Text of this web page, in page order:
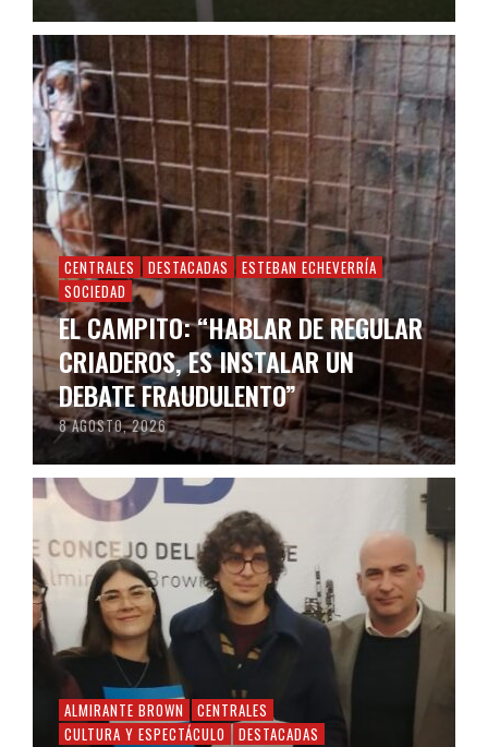
CENTRALES DESTACADAS
ESTEBAN ECHEVERRÍA
SOCIEDAD
EL CAMPITO: “HABLAR DE REGULAR
CRIADEROS, ES INSTALAR UN
DEBATE FRAUDULENTO”
8 AGOSTO, 2026
ALMIRANTE BROWN
CENTRALES
CULTURA Y ESPECTÁCULO
DESTACADAS